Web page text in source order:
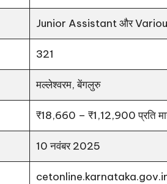
Junior Assistant और
321
मल्लेश्वरम, बेंगलुरु
₹18,660 – ₹1,12,900 प्रति
10 नवंबर 2025